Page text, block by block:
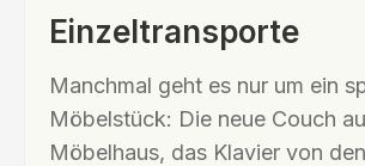
Einzeltransporte
Manchmal geht es nur um ein
Möbelstück: Die neue Couch
Möbelhaus, das Klavier von